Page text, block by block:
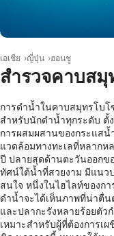
เอเชีย ญี่ปุ่น ฮอนชู
สำรวจคาบสมุ
การดำน้ำในคาบสมุทรโบ
สำหรับนักดำน้ำทุกระดับ ตั้
การผสมผสานของกระแสน้
แวดล้อมทางทะเลที่หลาก
ปี ปลายสุดด้านตะวันออกข
ทัศน์ใต้น้ำที่สวยงาม มีแนว
สนใจ หนึ่งในไฮไลท์ของก
ดำน้ำจะได้เห็นภาพที่น่าตื่
และปลากะรังหลายร้อยตั
เหมาะสำหรับผู้ที่ต้องการเ